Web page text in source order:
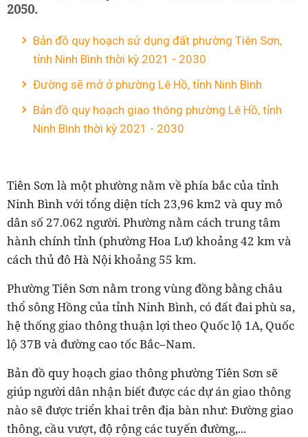
2050.
Bản đồ quy hoạch sử dụng đất phường Tiên Sơn,
tỉnh Ninh Bình thời kỳ 2021 - 2030
Đường sẽ mở ở phường Lê Hồ, tỉnh Ninh Bình
Bản đồ quy hoạch giao thông phường Lê Hồ, tỉnh
Ninh Bình thời kỳ 2021 - 2030
Tiên Sơn là một phường nằm về phía bắc của tỉnh
Ninh Bình với tổng diện tích 23,96 km2 và quy mô
dân số 27.062 người. Phường nằm cách trung tâm
hành chính tỉnh (phường Hoa Lư) khoảng 42 km và
cách thủ đô Hà Nội khoảng 55 km.
Phường Tiên Sơn nằm trong vùng đồng bằng châu
thổ sông Hồng của tỉnh Ninh Bình, có đất đai phù sa,
hệ thống giao thông thuận lợi theo Quốc lộ 1A, Quốc
lộ 37B và đường cao tốc Bắc–Nam.
Bản đồ quy hoạch giao thông phường Tiên Sơn sẽ
giúp người dân nhận biết được các dự án giao thông
nào sẽ được triển khai trên địa bàn như: Đường giao
thông, cầu vượt, độ rộng các tuyến đường,...